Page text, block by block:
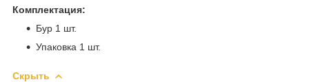
Комплектация:
Бур 1 шт.
Упаковка 1 шт.
Скрыть